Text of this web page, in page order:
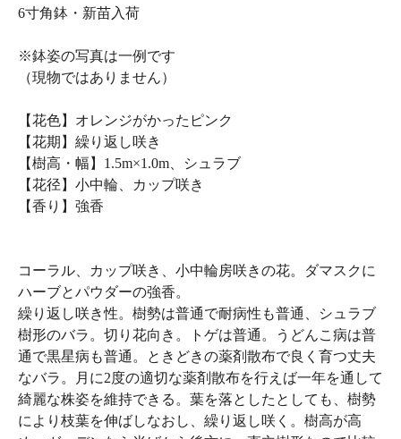
6寸角鉢・新苗入荷
※鉢姿の写真は一例です
（現物ではありません）
【花色】オレンジがかったピンク
【花期】繰り返し咲き
【樹高・幅】1.5m×1.0m、シュラブ
【花径】小中輪、カップ咲き
【香り】強香
コーラル、カップ咲き、小中輪房咲きの花。ダマスクに
ハーブとパウダーの強香。
繰り返し咲き性。樹勢は普通で耐病性も普通、シュラブ
樹形のバラ。切り花向き。トゲは普通。うどんこ病は普
通で黒星病も普通。ときどきの薬剤散布で良く育つ丈夫
なバラ。月に2度の適切な薬剤散布を行えば一年を通して
綺麗な株姿を維持できる。葉を落としたとしても、樹勢
により枝葉を伸ばしなおし、繰り返し咲く。樹高が高